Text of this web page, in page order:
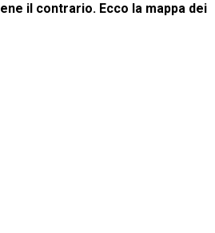
il contrario. Ecco la mappa dei